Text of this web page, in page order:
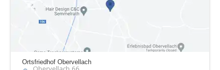
Ortsfriedhof Obervellach